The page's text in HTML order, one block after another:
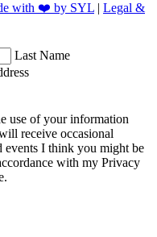
with ❤️ by SYL | Legal &
Last Name
use of your information
receive occasional
events I think you might be
with my Privacy